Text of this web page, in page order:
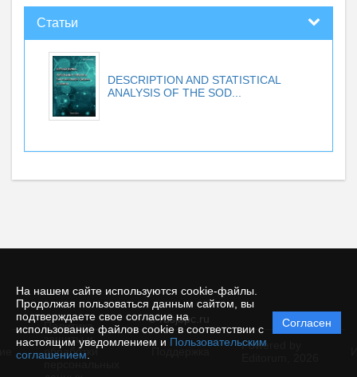
На нашем сайте используются cookie-файлы.
Продолжая пользоваться данным сайтом, вы
подтверждаете свое согласие на
использование файлов cookie в соответствии с
настоящим уведомлением и Пользовательским
соглашением
Согласен
Статьи
DESCRIPTION AND STATISTICAL
ANALYSIS OF THE SOD...
© rusjbpc.ru
Политика
защиты и
обработки
Powered by